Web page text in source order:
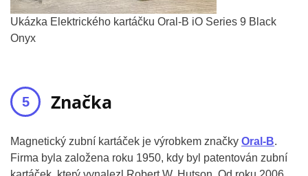
Ukázka Elektrického kartáčku Oral-B iO Series 9 Black
Onyx
Značka
Magnetický zubní kartáček je výrobkem značky Oral-B.
Firma byla založena roku 1950, kdy byl patentován zubní